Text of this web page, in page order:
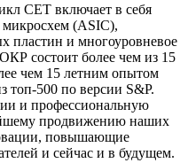
CET включает в себя
микросхем (ASIC),
пластин и многоуровневое
состоит более чем из 15
чем 15 летним опытом
топ-500 по версии S&P.
и профессиональную
продвижению наших
повышающие
и сейчас и в будущем.